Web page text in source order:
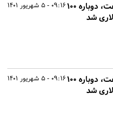
09:16 - 5 شهریور 1401 نفت، دوباره ۱۰۰
شد
09:16 - 5 شهریور 1401 نفت، دوباره ۱۰۰
شد